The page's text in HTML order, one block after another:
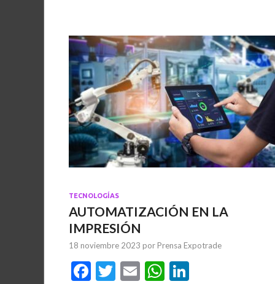
TECNOLOGÍAS
AUTOMATIZACIÓN EN LA
IMPRESIÓN
18 noviembre 2023 por Prensa Expotrade
F
T
E
W